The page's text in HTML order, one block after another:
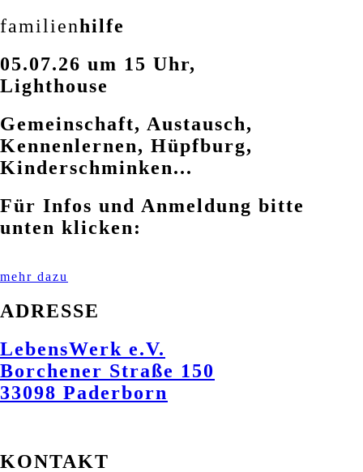
familienhilfe
05.07.26 um 15 Uhr,
Lighthouse
Gemeinschaft, Austausch,
Kennenlernen, Hüpfburg,
Kinderschminken...
Für Infos und Anmeldung bitte
unten klicken:
mehr dazu
ADRESSE
LebensWerk e.V.
Borchener Straße 150
33098 Paderborn
KONTAKT